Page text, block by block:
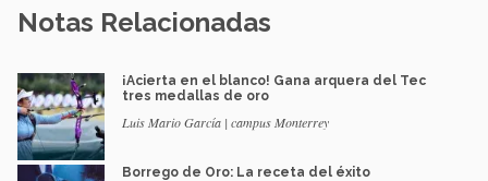
Notas Relacionadas
¡Acierta en el blanco! Gana arquera del Tec
tres medallas de oro
Luis Mario García | campus Monterrey
Borrego de Oro: La receta del éxito